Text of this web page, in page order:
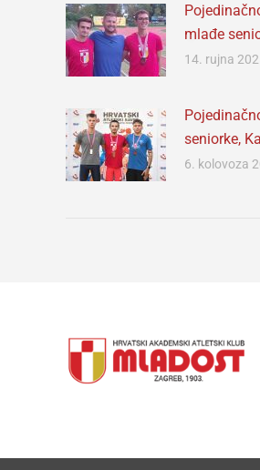
mlađe
14. rujna
seniorke,
6. kolovoza